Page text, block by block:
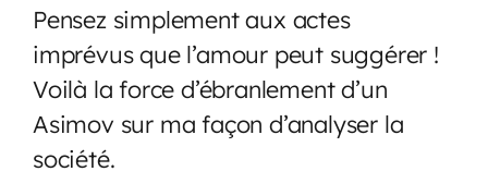
Pensez simplement aux actes
imprévus que l’amour peut suggérer !
Voilà la force d’ébranlement d’un
Asimov sur ma façon d’analyser la
société.